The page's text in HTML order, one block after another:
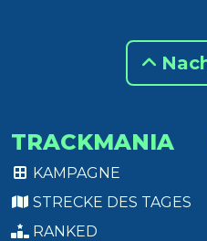
TRACKMANIA
KAMPAGNE
STRECKE DES TAGES
RANKED